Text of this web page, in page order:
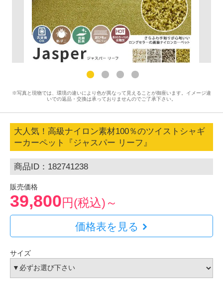
※写真と現物では、環境の違いにより色が異なって見えることが御座います。イメージ違
いでの返品・交換は承っておりませんのでご了承下さい。
大人気！高級ナイロン素材100％のツイストシャギ
ーカーペット『ジャスパー リーフ』
商品ID：182741238
販売価格
39,800円(税込)～
価格表を見る
サイズ